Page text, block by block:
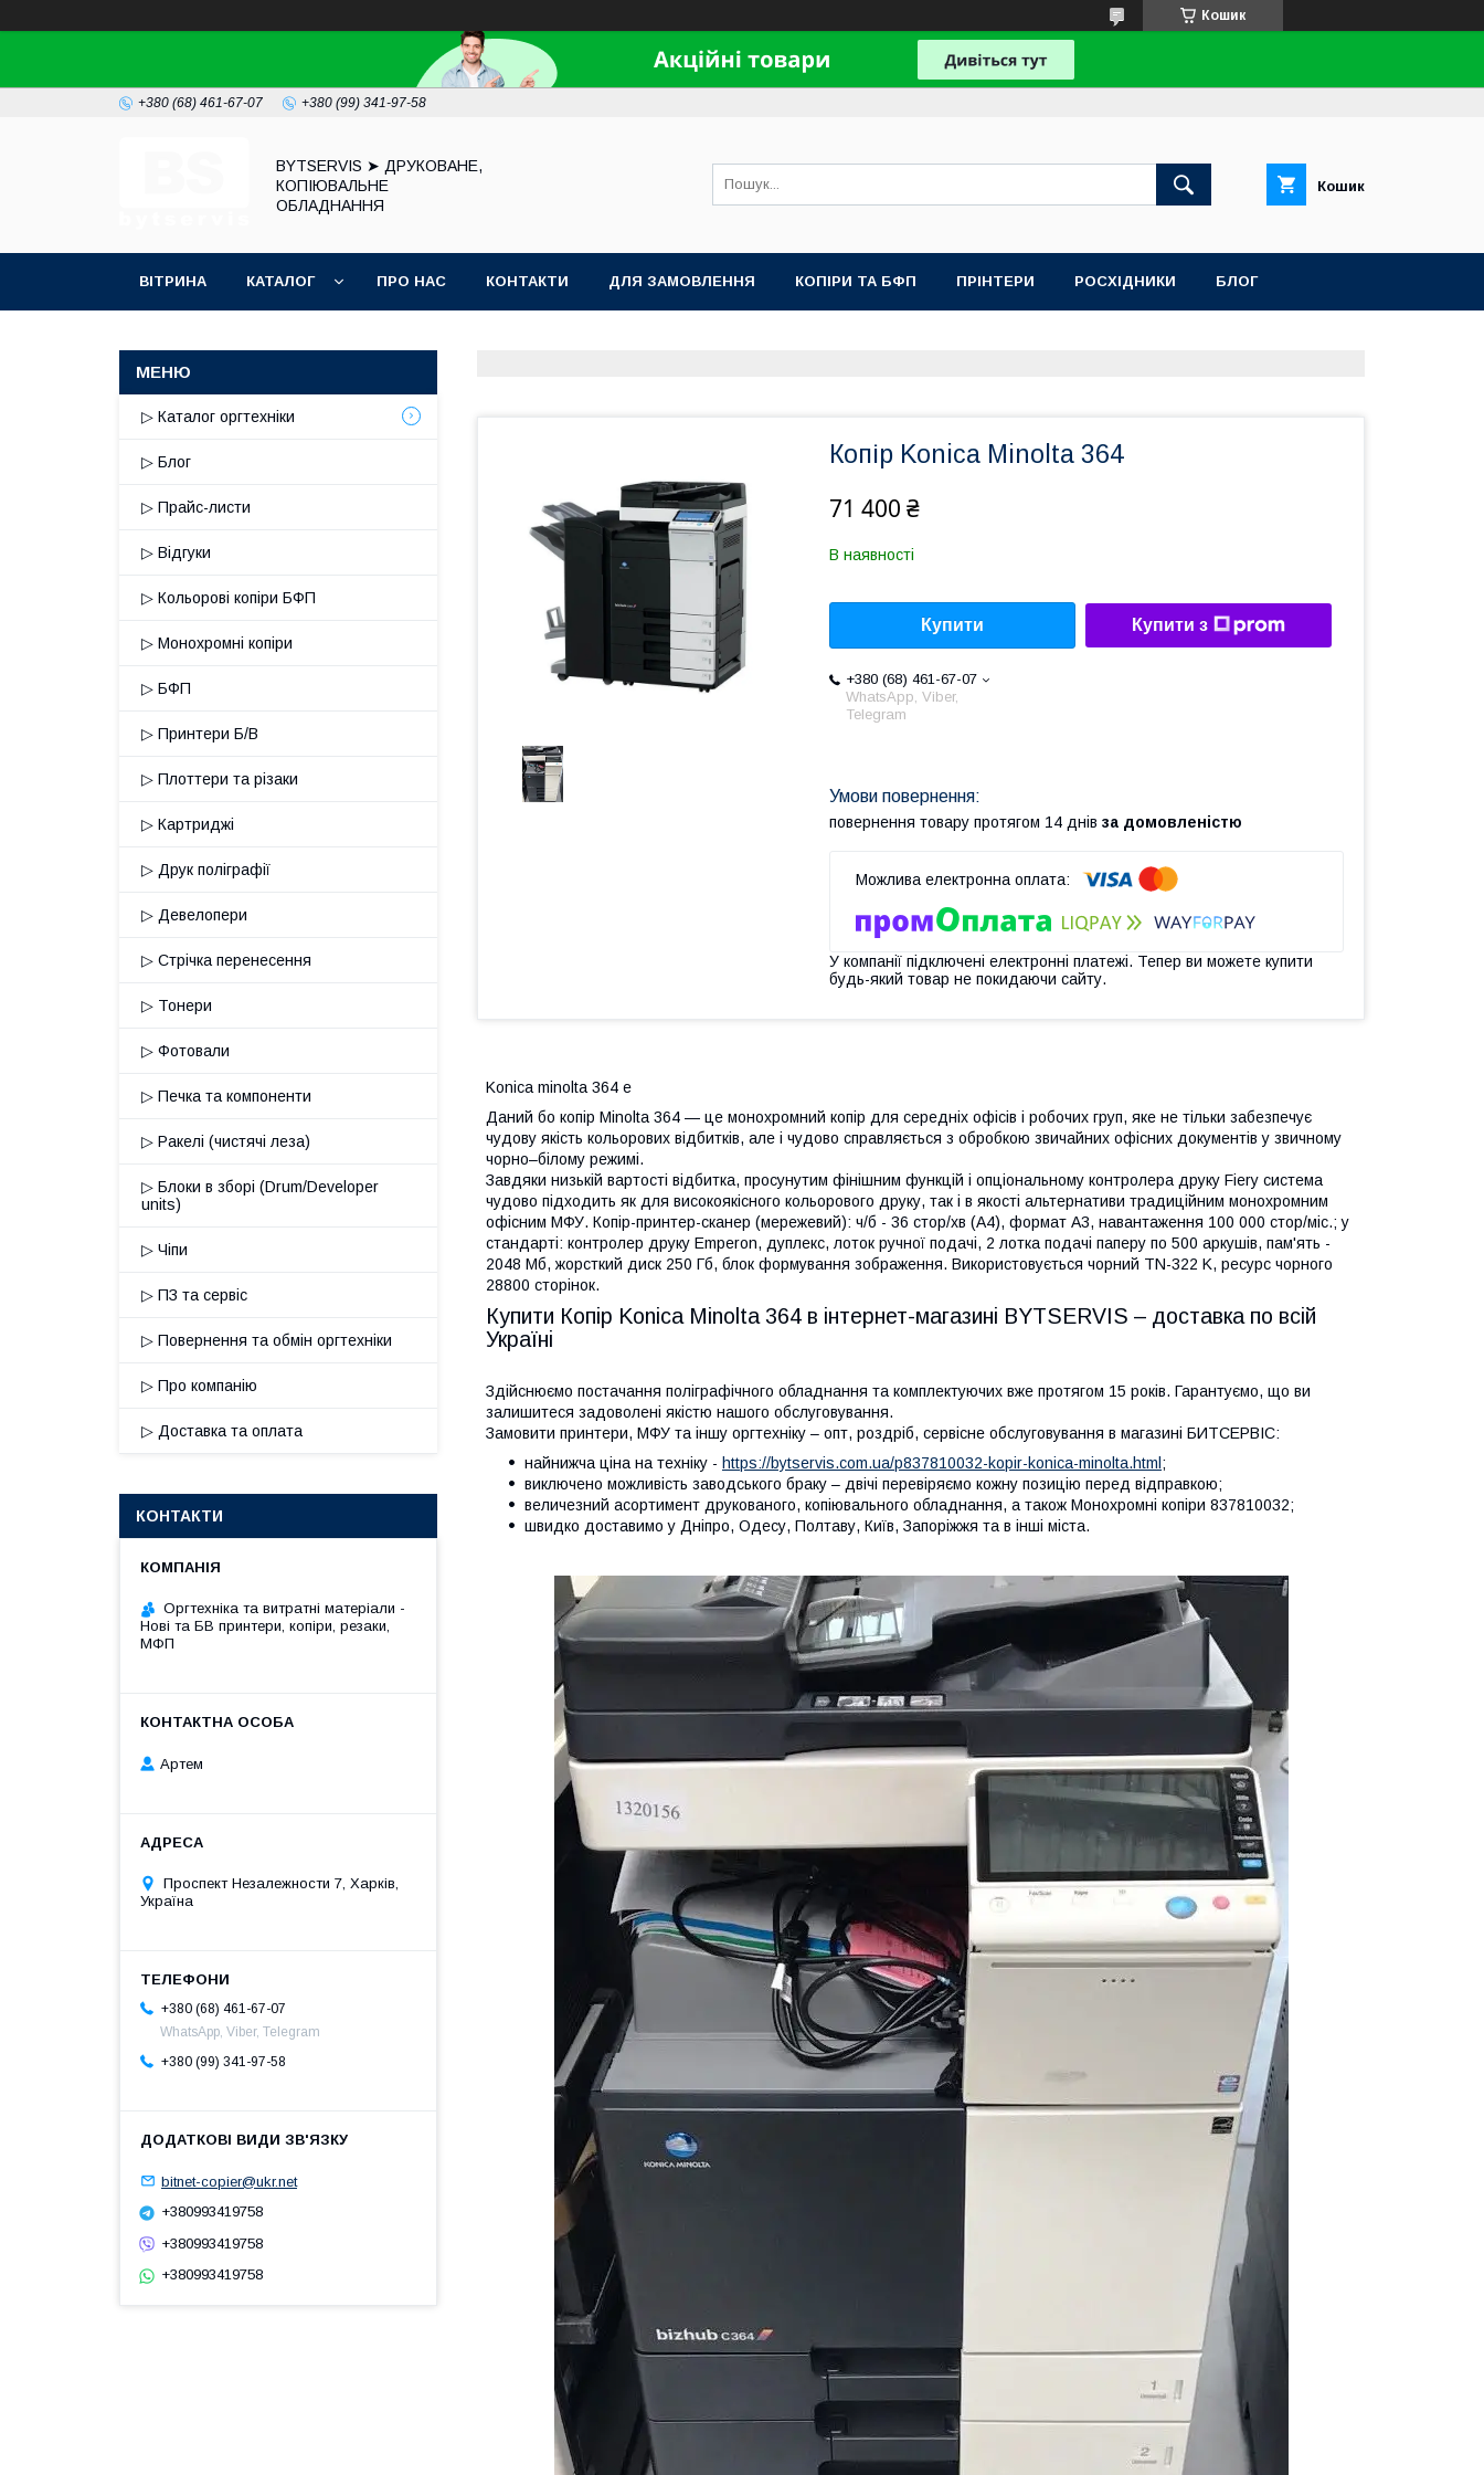
Кошик
+380 (68) 461-67-07 +380 (99) 341-97-58
BYTSERVIS ➤ ДРУКОВАНЕ,
КОПІЮВАЛЬНЕ
ОБЛАДНАННЯ
Кошик
ВІТРИНА КАТАЛОГ ПРО НАС КОНТАКТИ ДЛЯ ЗАМОВЛЕННЯ КОПІРИ ТА БФП ПРІНТЕРИ РОСХІДНИКИ БЛОГ
Копір Konica Minolta 364
71 400 ₴
В наявності
Купити Купити з
+380 (68) 461-67-07
WhatsApp, Viber,
Telegram
повернення товару протягом 14 днів за домовленістю
У компанії підключені електронні платежі. Тепер ви можете купити
будь-який товар не покидаючи сайту.
Konica minolta 364 e
Даний бо копір Minolta 364 — це монохромний копір для середніх офісів і робочих груп, яке не тільки забезпечує
чудову якість кольорових відбитків, але і чудово справляється з обробкою звичайних офісних документів у звичному
чорно–білому режимі.
Завдяки низькій вартості відбитка, просунутим фінішним функцій і опціональному контролера друку Fiery система
чудово підходить як для високоякісного кольорового друку, так і в якості альтернативи традиційним монохромним
офісним МФУ. Копір-принтер-сканер (мережевий): ч/б - 36 стор/хв (А4), формат А3, навантаження 100 000 стор/міс.; у
стандарті: контролер друку Emperon, дуплекс, лоток ручної подачі, 2 лотка подачі паперу по 500 аркушів, пам'ять -
2048 Мб, жорсткий диск 250 Гб, блок формування зображення. Використовується чорний TN-322 K, ресурс чорного
28800 сторінок.
Купити Копір Konica Minolta 364 в інтернет-магазині BYTSERVIS – доставка по всій
Україні
Здійснюємо постачання поліграфічного обладнання та комплектуючих вже протягом 15 років. Гарантуємо, що ви
залишитеся задоволені якістю нашого обслуговування.
Замовити принтери, МФУ та іншу оргтехніку – опт, роздріб, сервісне обслуговування в магазині БИТСЕРВІС:
найнижча ціна на техніку - https://bytservis.com.ua/p837810032-kopir-konica-minolta.html;
виключено можливість заводського браку – двічі перевіряємо кожну позицію перед відправкою;
величезний асортимент друкованого, копіювального обладнання, а також Монохромні копіри 837810032;
швидко доставимо у Дніпро, Одесу, Полтаву, Київ, Запоріжжя та в інші міста.
▷ Каталог оргтехніки
▷ Блог
▷ Прайс-листи
▷ Відгуки
▷ Кольорові копіри БФП
▷ Монохромні копіри
▷ БФП
▷ Принтери Б/В
▷ Плоттери та різаки
▷ Картриджі
▷ Друк поліграфії
▷ Девелопери
▷ Стрічка перенесення
▷ Тонери
▷ Фотовали
▷ Печка та компоненти
▷ Ракелі (чистячі леза)
▷ Блоки в зборі (Drum/Developer
units)
▷ Чіпи
▷ ПЗ та сервіс
▷ Повернення та обмін оргтехніки
▷ Про компанію
▷ Доставка та оплата
КОНТАКТИ
Оргтехніка та витратні матеріали -
Нові та БВ принтери, копіри, резаки,
МФП
Артем
Проспект Незалежности 7, Харків,
Україна
+380 (68) 461-67-07
WhatsApp, Viber, Telegram
+380 (99) 341-97-58
bitnet-copier@ukr.net
+380993419758
+380993419758
+380993419758